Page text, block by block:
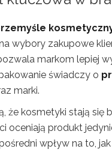
wybory zakupowe
markom lepiej
świadczy o
marki.
że kosmetyki stają
oceniają produkt
wpływ na to,